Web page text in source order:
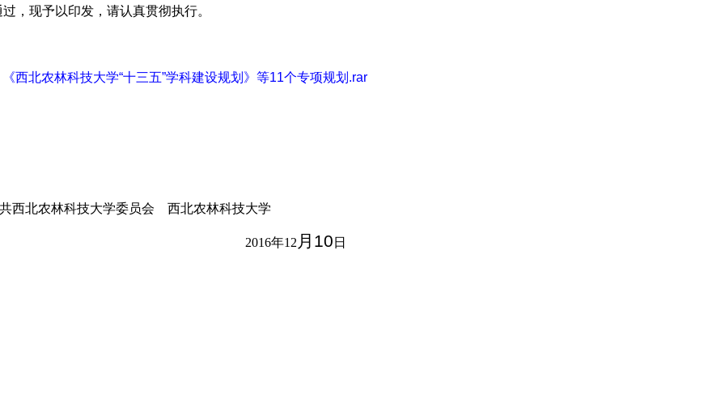
过 ，现予以印发，请认真贯彻执行。
《西北农林科技大学“十三五”学科建设规划》等11个专项规划.rar
西北农林科技大学委员会 西北农林科技大学
2016年12月10 日